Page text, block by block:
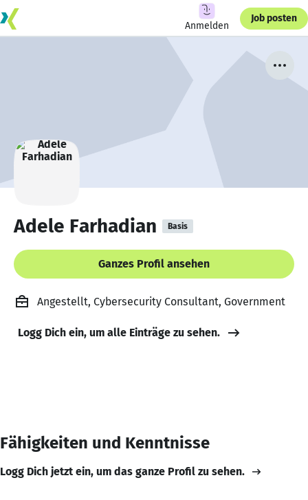
Anmelden
Job posten
Adele Farhadian Basis
Ganzes Profil ansehen
Angestellt, Cybersecurity Consultant, Government
Logg Dich ein, um alle Einträge zu sehen.
Fähigkeiten und Kenntnisse
Logg Dich jetzt ein, um das ganze Profil zu sehen.